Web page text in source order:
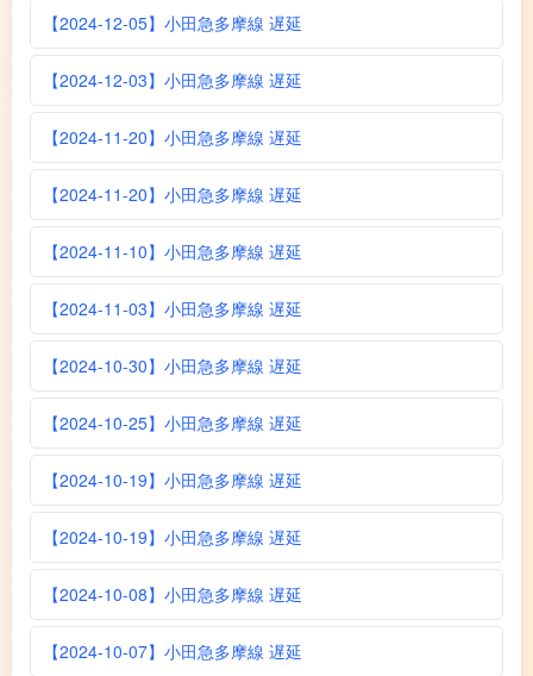
【2024-12-05】小田急多摩線 遅延
【2024-12-03】小田急多摩線 遅延
【2024-11-20】小田急多摩線 遅延
【2024-11-20】小田急多摩線 遅延
【2024-11-10】小田急多摩線 遅延
【2024-11-03】小田急多摩線 遅延
【2024-10-30】小田急多摩線 遅延
【2024-10-25】小田急多摩線 遅延
【2024-10-19】小田急多摩線 遅延
【2024-10-19】小田急多摩線 遅延
【2024-10-08】小田急多摩線 遅延
【2024-10-07】小田急多摩線 遅延